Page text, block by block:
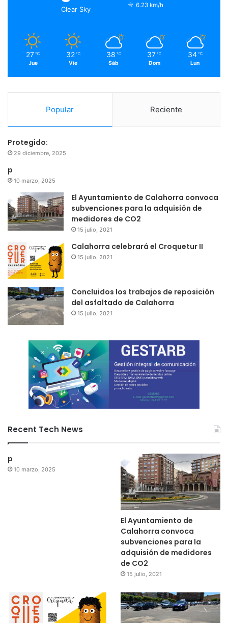
o
e
r
m
Clear Sky
6.23 km/h
27 ℃
Jue
32 ℃
Vie
38 ℃
Sáb
37 ℃
Dom
34 ℃
Lun
Popular Reciente
Protegido:
29 diciembre, 2025
p
10 marzo, 2025
El Ayuntamiento de Calahorra convoca
subvenciones para la adquisión de
medidores de CO2
15 julio, 2021
Calahorra celebrará el Croquetur II
15 julio, 2021
Concluidos los trabajos de reposición
del asfaltado de Calahorra
15 julio, 2021
Recent Tech News
p
10 marzo, 2025
El Ayuntamiento de
Calahorra convoca
subvenciones para la
adquisión de medidores
de CO2
15 julio, 2021